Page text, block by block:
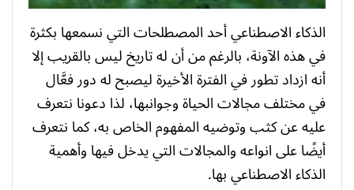
الذكاء الاصطناعي أحد المصطلحات التي نسمعها بكثرة
في هذه الآونة، بالرغم من أن له تاريخ ليس بالقريب إلا
أنه ازداد تطور في الفترة الأخيرة ليصبح له دور فعَّال
في مختلف مجالات الحياة وجوانبها، لذا دعونا نتعرف
عليه عن كثب وتوضيه المفهوم الخاص به، كما نتعرف
أيضًا على انواعه والمجالات التي يدخل فيها وأهمية
الذكاء الاصطناعي بها.